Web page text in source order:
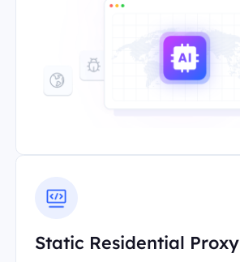
Static Residential Proxy